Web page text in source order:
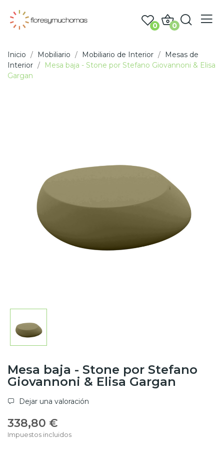
0 0
Inicio Mobiliario Mobiliario de Interior
Mesas de
Interior
Mesa baja - Stone por Stefano Giovannoni & Elisa
Gargan
Mesa baja - Stone por Stefano
Giovannoni & Elisa Gargan
Dejar una valoración
338,80 €
Impuestos incluidos